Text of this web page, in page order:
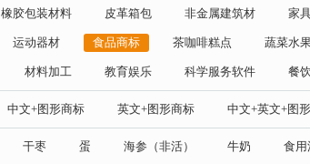
橡胶包装材料 皮革箱包 非金属建筑材 家
运动器材 食品商标 茶咖啡糕点 蔬菜水
材料加工 教育娱乐 科学服务软件 餐
中文+图形商标 英文+图形商标 中文+英文+图
干枣 蛋 海参（非活） 牛奶 食用